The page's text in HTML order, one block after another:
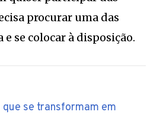
procurar uma das
e se colocar à disposição.
se transformam em